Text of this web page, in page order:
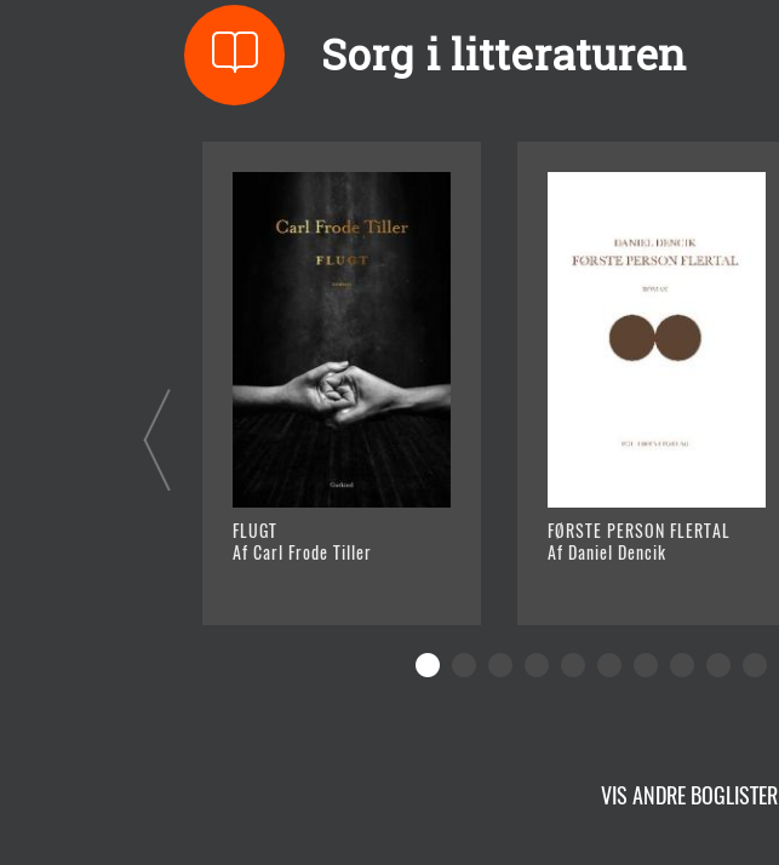
Sorg i litteraturen
FLUGT
Af Carl Frode Tiller
FØRSTE PERSON FLERTAL
Af Daniel Dencik
VIS ANDRE BOGLISTER